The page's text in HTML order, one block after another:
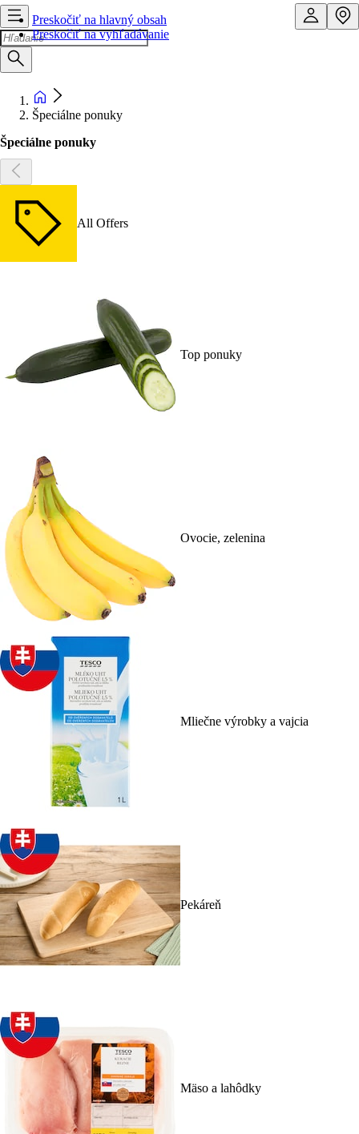
Preskočiť na hlavný obsah
Preskočiť na vyhľadávanie
Špeciálne ponuky
Špeciálne ponuky
All Offers
Top ponuky
Ovocie, zelenina
Mliečne výrobky a vajcia
Pekáreň
Mäso a lahôdky